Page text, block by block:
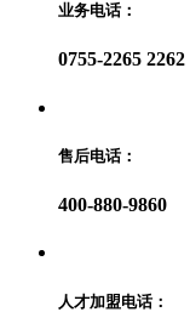
业务电话：
0755-2265 2262
售后电话：
400-880-9860
人才加盟电话：